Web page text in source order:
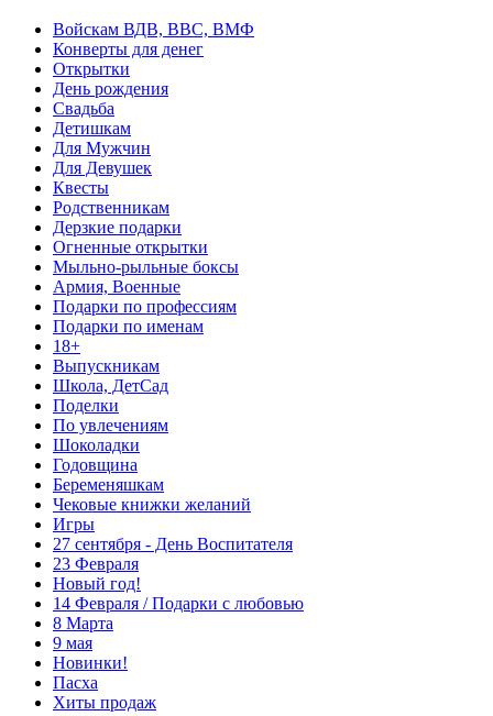
Войскам ВДВ, ВВС, ВМФ
Конверты для денег
Открытки
День рождения
Свадьба
Детишкам
Для Мужчин
Для Девушек
Квесты
Родственникам
Дерзкие подарки
Огненные открытки
Мыльно-рыльные боксы
Армия, Военные
Подарки по профессиям
Подарки по именам
18+
Выпускникам
Школа, ДетСад
Поделки
По увлечениям
Шоколадки
Годовщина
Беременяшкам
Чековые книжки желаний
Игры
27 сентября - День Воспитателя
23 Февраля
Новый год!
14 Февраля / Подарки с любовью
8 Марта
9 мая
Новинки!
Пасха
Хиты продаж